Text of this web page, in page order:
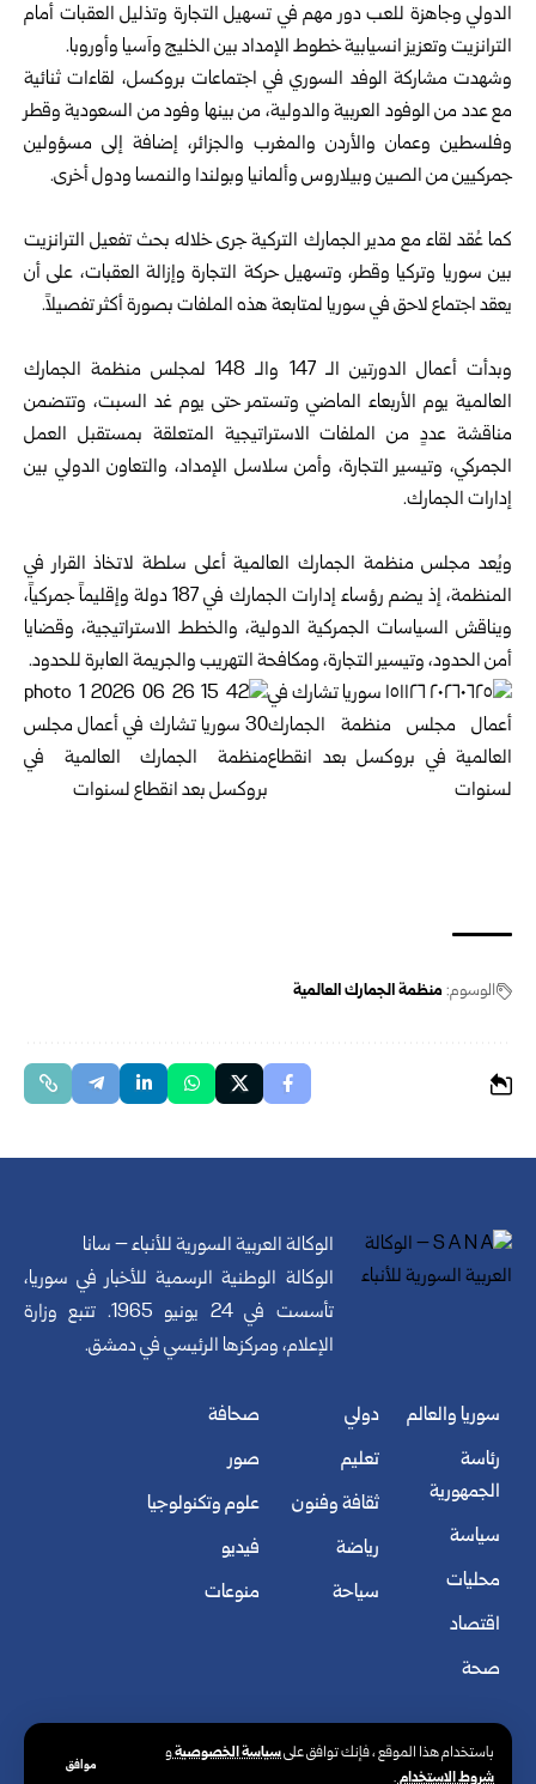
باستخدام هذا الموقع ، فإنك توافق علىسياسة الخصوصيةو
شروط الاستخدام.
موافق
الدولي وجاهزة للعب دور مهم في تسهيل التجارة وتذليل العقبات أمام
الترانزيت وتعزيز انسيابية خطوط الإمداد بين الخليج وآسيا وأوروبا.
وشهدت مشاركة الوفد السوري في اجتماعات بروكسل، لقاءات ثنائية
مع عدد من الوفود العربية والدولية، من بينها وفود من السعودية وقطر
وفلسطين وعمان والأردن والمغرب والجزائر، إضافة إلى مسؤولين
جمركيين من الصين وبيلاروس وألمانيا وبولندا والنمسا ودول أخرى.
كما عُقد لقاء مع مدير الجمارك التركية جرى خلاله بحث تفعيل الترانزيت
بين سوريا وتركيا وقطر، وتسهيل حركة التجارة وإزالة العقبات، على أن
يعقد اجتماع لاحق في سوريا لمتابعة هذه الملفات بصورة أكثر تفصيلاً.
وبدأت أعمال الدورتين الـ 147 والـ 148 لمجلس منظمة الجمارك
العالمية ‏يوم ‏الأربعاء الماضي وتستمر حتى يوم غد السبت، وتتضمن
مناقشة عددٍ من ‌‏الملفات الاستراتيجية المتعلقة بمستقبل العمل
الجمركي، وتيسير التجارة، ‌‏وأمن سلاسل الإمداد، والتعاون الدولي بين
إدارات الجمارك.‏
ويُعد مجلس منظمة الجمارك العالمية أعلى سلطة لاتخاذ القرار في
المنظمة، ‌‏إذ يضم رؤساء إدارات الجمارك في 187 دولة وإقليماً جمركياً،
ويناقش ‌‏السياسات الجمركية الدولية، والخطط الاستراتيجية، وقضايا
أمن الحدود، ‌‏وتيسير التجارة، ومكافحة التهريب والجريمة العابرة للحدود.‏
الوسوم: منظمة الجمارك العالمية
الوكالة العربية السورية للأنباء – سانا
الوكالة الوطنية الرسمية للأخبار في سوريا،
تأسست في 24 يونيو 1965. تتبع وزارة
الإعلام، ومركزها الرئيسي في دمشق.
سوريا والعالم
رئاسة
الجمهورية
سياسة
محليات
اقتصاد
صحة
دولي
تعليم
ثقافة وفنون
رياضة
سياحة
صحافة
صور
علوم وتكنولوجيا
فيديو
منوعات